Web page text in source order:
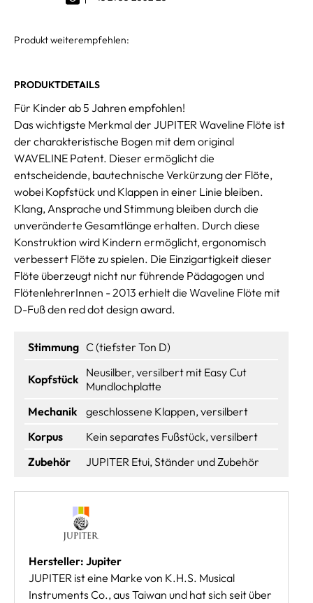
Produkt weiterempfehlen:
PRODUKTDETAILS
Für Kinder ab 5 Jahren empfohlen!
Das wichtigste Merkmal der JUPITER Waveline Flöte ist
der charakteristische Bogen mit dem original
WAVELINE Patent. Dieser ermöglicht die
entscheidende, bautechnische Verkürzung der Flöte,
wobei Kopfstück und Klappen in einer Linie bleiben.
Klang, Ansprache und Stimmung bleiben durch die
unveränderte Gesamtlänge erhalten. Durch diese
Konstruktion wird Kindern ermöglicht, ergonomisch
verbessert Flöte zu spielen. Die Einzigartigkeit dieser
Flöte überzeugt nicht nur führende Pädagogen und
FlötenlehrerInnen - 2013 erhielt die Waveline Flöte mit
D-Fuß den red dot design award.
Stimmung C (tiefster Ton D)
Kopfstück Neusilber, versilbert mit Easy Cut
Mundlochplatte
Mechanik
geschlossene Klappen, versilbert
Korpus
Kein separates Fußstück, versilbert
Zubehör
JUPITER Etui, Ständer und Zubehör
Hersteller: Jupiter
JUPITER ist eine Marke von K.H.S. Musical
Instruments Co., aus Taiwan und hat sich seit über